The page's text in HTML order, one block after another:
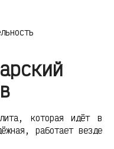
которая идёт в
работает везде